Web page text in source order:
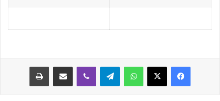
فيسبوك‫X واتسابتيلقرامڤايبر مشاركة عبر البريد طباعة